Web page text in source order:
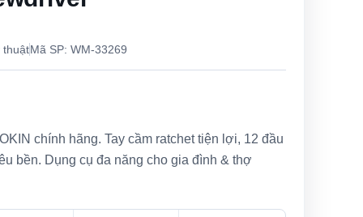
thuậtMã SP: WM-33269
chính hãng. Tay cầm ratchet tiện lợi, 12 đầu
bền. Dụng cụ đa năng cho gia đình & thợ